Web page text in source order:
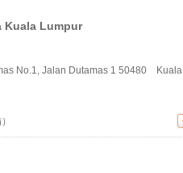
Kuala Lumpur
No.1, Jalan Dutamas 1 50480 Kuala